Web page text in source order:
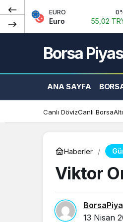
EURO
Euro 55,02 TRY
Borsa
ANA SAYFA
Canlı DövizCanlı Borsa
Haberler
Viktor
13 Nisan